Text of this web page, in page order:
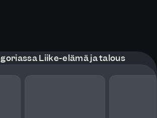
Liike-elämä ja talous